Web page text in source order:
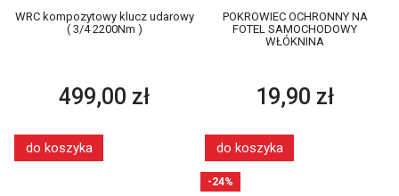
WRC kompozytowy klucz udarowy
( 3/4 2200Nm )
499,00 zł
do koszyka
POKROWIEC OCHRONNY NA
FOTEL SAMOCHODOWY
WŁÓKNINA
19,90 zł
do koszyka
-24%